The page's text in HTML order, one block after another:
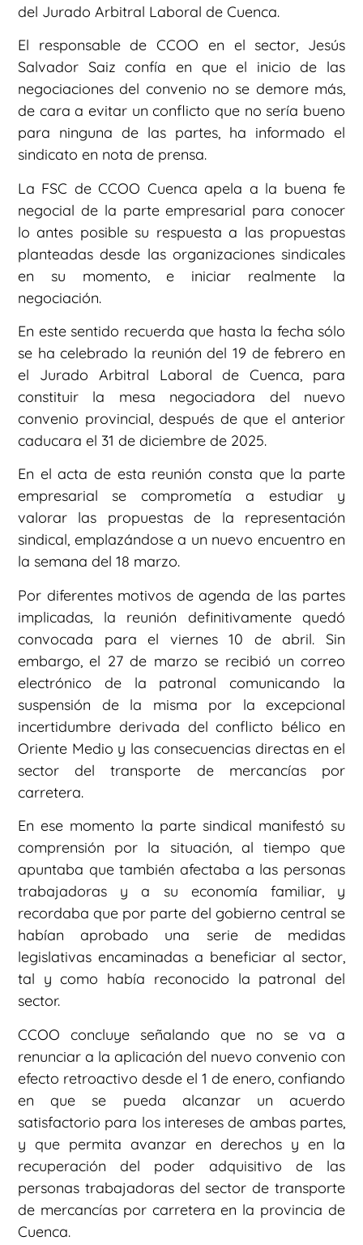
del Jurado Arbitral Laboral de Cuenca.
El responsable de CCOO en el sector, Jesús
Salvador Saiz confía en que el inicio de las
negociaciones del convenio no se demore más,
de cara a evitar un conflicto que no sería bueno
para ninguna de las partes, ha informado el
sindicato en nota de prensa.
La FSC de CCOO Cuenca apela a la buena fe
negocial de la parte empresarial para conocer
lo antes posible su respuesta a las propuestas
planteadas desde las organizaciones sindicales
en su momento, e iniciar realmente la
negociación.
En este sentido recuerda que hasta la fecha sólo
se ha celebrado la reunión del 19 de febrero en
el Jurado Arbitral Laboral de Cuenca, para
constituir la mesa negociadora del nuevo
convenio provincial, después de que el anterior
caducara el 31 de diciembre de 2025.
En el acta de esta reunión consta que la parte
empresarial se comprometía a estudiar y
valorar las propuestas de la representación
sindical, emplazándose a un nuevo encuentro en
la semana del 18 marzo.
Por diferentes motivos de agenda de las partes
implicadas, la reunión definitivamente quedó
convocada para el viernes 10 de abril. Sin
embargo, el 27 de marzo se recibió un correo
electrónico de la patronal comunicando la
suspensión de la misma por la excepcional
incertidumbre derivada del conflicto bélico en
Oriente Medio y las consecuencias directas en el
sector del transporte de mercancías por
carretera.
En ese momento la parte sindical manifestó su
comprensión por la situación, al tiempo que
apuntaba que también afectaba a las personas
trabajadoras y a su economía familiar, y
recordaba que por parte del gobierno central se
habían aprobado una serie de medidas
legislativas encaminadas a beneficiar al sector,
tal y como había reconocido la patronal del
sector.
CCOO concluye señalando que no se va a
renunciar a la aplicación del nuevo convenio con
efecto retroactivo desde el 1 de enero, confiando
en que se pueda alcanzar un acuerdo
satisfactorio para los intereses de ambas partes,
y que permita avanzar en derechos y en la
recuperación del poder adquisitivo de las
personas trabajadoras del sector de transporte
de mercancías por carretera en la provincia de
Cuenca.